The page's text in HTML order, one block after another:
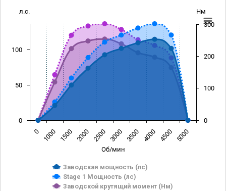
Об/мин
л.с. Нм
Заводская мощность (лс)
Stage 1 Мощность (лс)
Заводской крутящий момент (Нм)
0 1000 1500 2000 2500 3000 3500 4000 4500 5000
0
50
100
0
100
200
300